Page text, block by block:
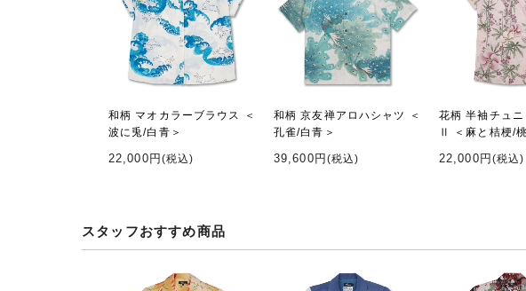
和柄 マオカラーブラウス ＜
波に兎/白青＞
22,000円 (税込)
和柄 京友禅アロハシャツ ＜
孔雀/白青＞
39,600円 (税込)
花柄 半袖チュ
Ⅱ ＜麻と桔梗/
22,000円 (税込)
スタッフおすすめ商品